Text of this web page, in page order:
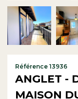
Référence 13936
ANGLET -
MAISON